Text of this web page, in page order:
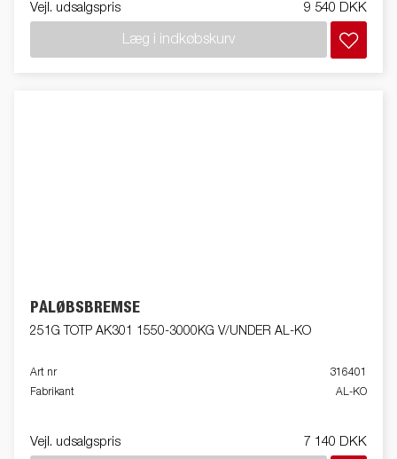
Vejl. udsalgspris 9 540 DKK
Læg i indkøbskurv
PÅLØBSBREMSE
251G TOTP AK301 1550-3000KG V/UNDER AL-KO
Art nr
316401
Fabrikant
AL-KO
Vejl. udsalgspris 7 140 DKK